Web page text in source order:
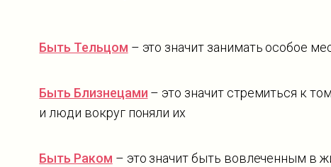
Быть Тельцом – это значит занимать особое
Быть Близнецами – это значит стремиться к
и люди вокруг поняли их
Быть Раком – это значит быть вовлеченным в